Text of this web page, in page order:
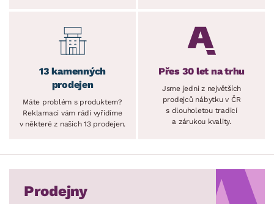
13 kamenných
prodejen
Máte problém s produktem?
Reklamaci vám rádi vyřídíme
v některé z našich 13 prodejen.
Přes 30 let na trhu
Jsme jedni z největších
prodejců nábytku v ČR
s dlouholetou tradicí
a zárukou kvality.
Prodejny